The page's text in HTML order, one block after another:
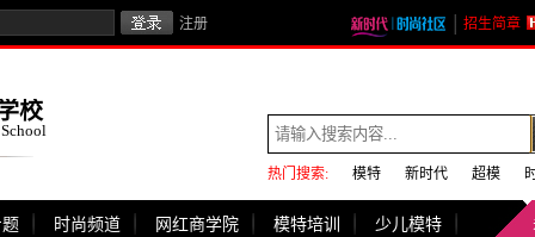
注册 招生简章
校
热门搜索: 模特 新时代 超模
时尚频道 网红商学院 模特培训 少儿模特